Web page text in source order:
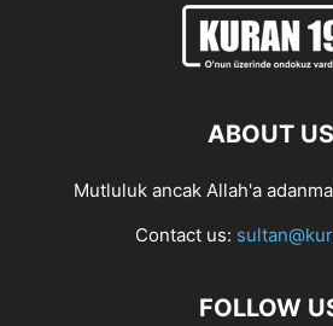
ABOUT US
Mutluluk ancak Allah'a
Contact us:
FOLLOW